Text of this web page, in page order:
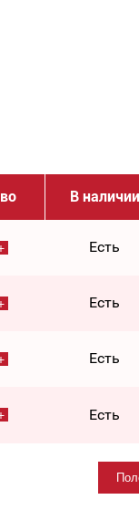
В наличии
Есть
Есть
Есть
Есть